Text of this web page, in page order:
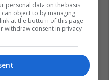
personal data on the basis
object to by managing
at the bottom of this page
withdraw consent in privacy